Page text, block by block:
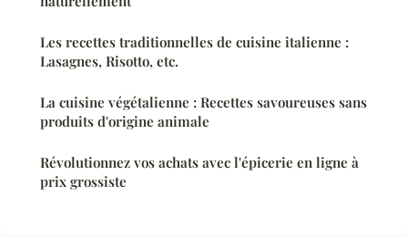
Les recettes traditionnelles de cuisine italienne :
Lasagnes, Risotto, etc.
La cuisine végétalienne : Recettes savoureuses sans
produits d'origine animale
Révolutionnez vos achats avec l'épicerie en ligne à
prix grossiste